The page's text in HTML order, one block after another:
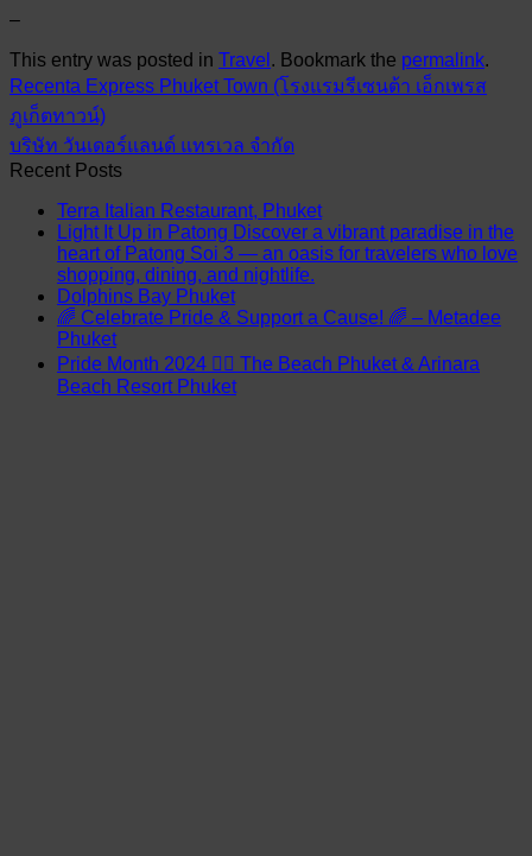
–
This entry was posted in Travel . Bookmark the permalink.
Recenta Express Phuket Town (โรงแรมรีเซนต้า เอ็กเพรส
ภูเก็ตทาวน์)
บริษัท วันเดอร์แลนด์ แทรเวล จำกัด
Recent Posts
Terra Italian Restaurant, Phuket
Light It Up in Patong Discover a vibrant paradise in the
heart of Patong Soi 3 — an oasis for travelers who love
shopping, dining, and nightlife.
Dolphins Bay Phuket
🌈 Celebrate Pride & Support a Cause! 🌈 – Metadee
Phuket
Pride Month 2024 🏳️‍🌈 The Beach Phuket & Arinara
Beach Resort Phuket